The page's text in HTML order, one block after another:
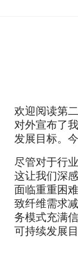
欢迎阅读第
对外宣布了
发展目标。
尽管对于行
这让我们深
面临重重困
致纤维需求
务模式充满
可持续发展目